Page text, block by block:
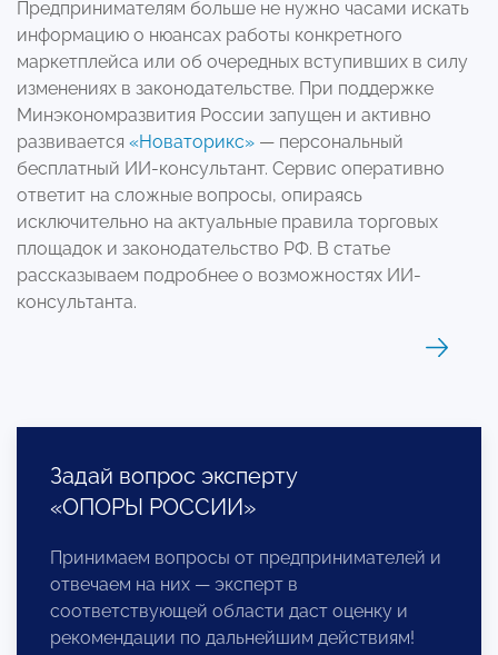
Предпринимателям больше не нужно часами искать
информацию о нюансах работы конкретного
маркетплейса или об очередных вступивших в силу
изменениях в законодательстве. При поддержке
Минэкономразвития России запущен и активно
развивается «Новаторикс» — персональный
бесплатный ИИ-консультант. Сервис оперативно
ответит на сложные вопросы, опираясь
исключительно на актуальные правила торговых
площадок и законодательство РФ. В статье
рассказываем подробнее о возможностях ИИ-
консультанта.
Задай вопрос эксперту
«ОПОРЫ РОССИИ»
Принимаем вопросы от предпринимателей и
отвечаем на них — эксперт в
соответствующей области даст оценку и
рекомендации по дальнейшим действиям!